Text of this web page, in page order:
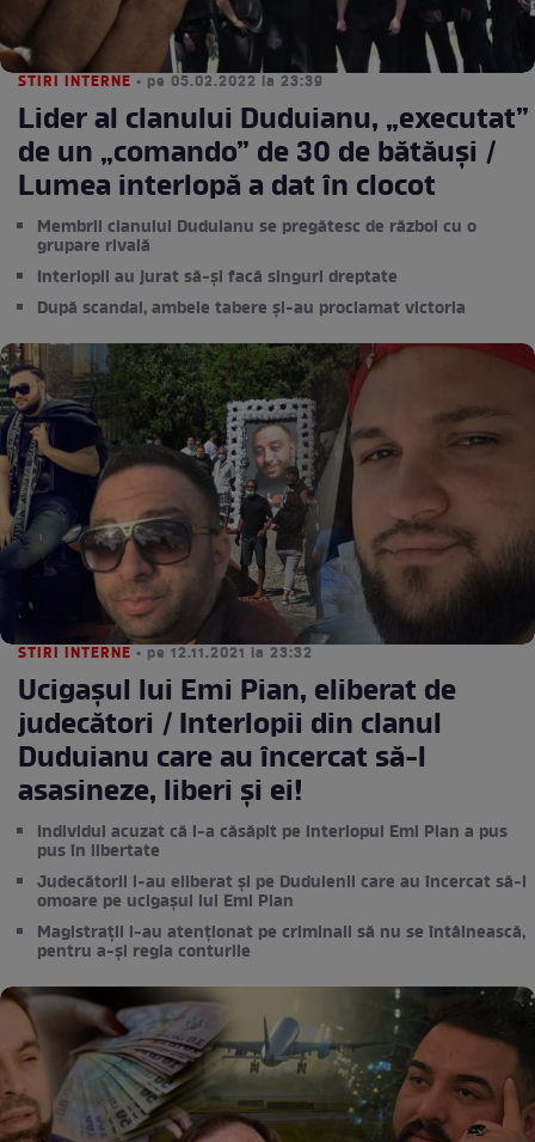
STIRI INTERNE • pe 05.02.2022 la 23:39
Lider al clanului Duduianu, „executat”
de un „comando” de 30 de bătăuși /
Lumea interlopă a dat în clocot
Membrii clanului Duduianu se pregătesc de război cu o
grupare rivală
Interlopii au jurat să-și facă singuri dreptate
După scandal, ambele tabere și-au proclamat victoria
STIRI INTERNE • pe 12.11.2021 la 23:32
Ucigașul lui Emi Pian, eliberat de
judecători / Interlopii din clanul
Duduianu care au încercat să-l
asasineze, liberi și ei!
Individul acuzat că l-a căsăpit pe interlopul Emi Pian a pus
pus în libertate
Judecătorii i-au eliberat și pe Duduienii care au încercat să-l
omoare pe ucigașul lui Emi Pian
Magistrații i-au atenționat pe criminali să nu se întâlnească,
pentru a-și regla conturile